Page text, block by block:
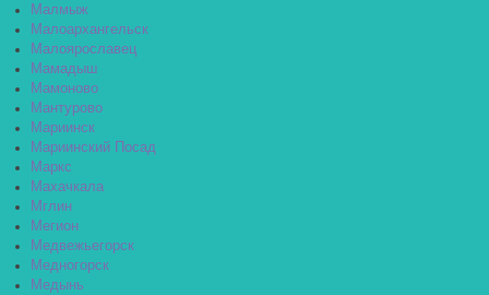
Малмыж
Малоархангельск
Малоярославец
Мамадыш
Мамоново
Мантурово
Мариинск
Мариинский Посад
Маркс
Махачкала
Мглин
Мегион
Медвежьегорск
Медногорск
Медынь